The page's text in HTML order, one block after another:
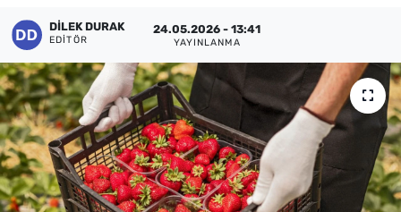
DILEK DURAK
EDITÖR
24.05.2026 - 13:41
YAYINLANMA